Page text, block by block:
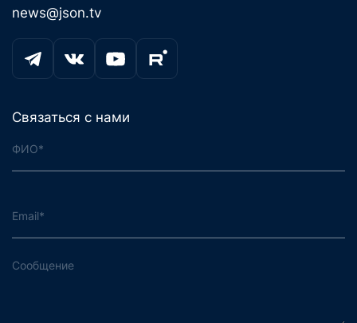
news@json.tv
Связаться с нами